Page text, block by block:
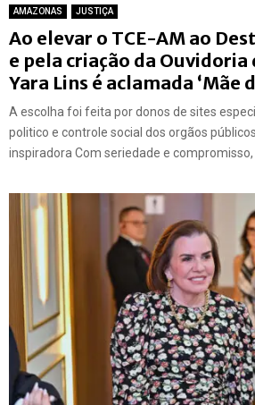
AMAZONAS JUSTIÇA
Ao elevar o TCE-AM ao
e pela criação da
Yara Lins é aclamada ‘Mãe
A escolha foi feita por donos de sites
politico e controle social dos orgãos
inspiradora Com seriedade e compromisso,